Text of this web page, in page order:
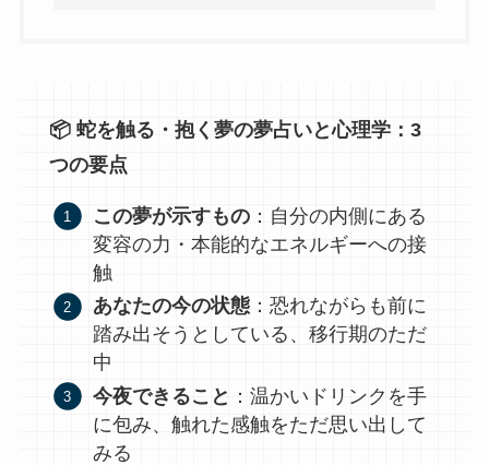
📦 蛇を触る・抱く夢の夢占いと心理学：3
つの要点
この夢が示すもの ：自分の内側にある
変容の力・本能的なエネルギーへの接
触
あなたの今の状態 ：恐れながらも前に
踏み出そうとしている、移行期のただ
中
今夜できること ：温かいドリンクを手
に包み、触れた感触をただ思い出して
みる